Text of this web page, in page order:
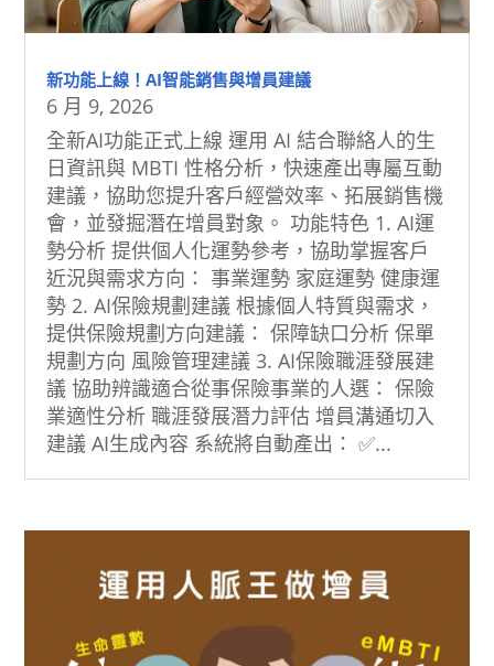
新功能上線！AI智能銷售與增員建議
6 月 9, 2026
全新AI功能正式上線 運用 AI 結合聯絡人的生
日資訊與 MBTI 性格分析，快速產出專屬互動
建議，協助您提升客戶經營效率、拓展銷售機
會，並發掘潛在增員對象。 功能特色 1. AI運
勢分析 提供個人化運勢參考，協助掌握客戶
近況與需求方向： 事業運勢 家庭運勢 健康運
勢 2. AI保險規劃建議 根據個人特質與需求，
提供保險規劃方向建議： 保障缺口分析 保單
規劃方向 風險管理建議 3. AI保險職涯發展建
議 協助辨識適合從事保險事業的人選： 保險
業適性分析 職涯發展潛力評估 增員溝通切入
建議 AI生成內容 系統將自動產出： ✅...